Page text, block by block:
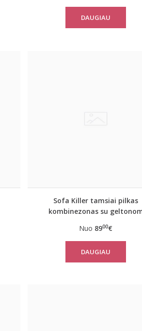
DAUGIAU
Sofa Killer tamsiai pilkas
kombinezonas su
Nuo 8900€
DAUGIAU